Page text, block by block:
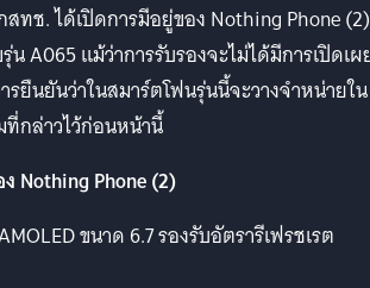
สทช. ได้เปิดการมีอยู่ของ Nothing Phone (2)
น A065 แม้ว่าการรับรองจะไม่ได้มีการเปิดเ
รยืนยันว่าในสมาร์ตโฟนรุ่นนี้จะวางจำหน่ายใน
กล่าวไว้ก่อนหน้านี้
Nothing Phone (2)
ขนาด 6.7 รองรับอัตรารีเฟรชเรต